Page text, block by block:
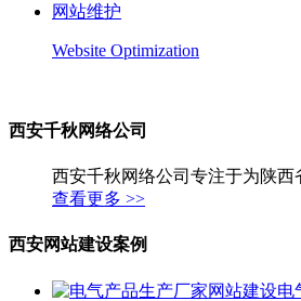
网站维护
Website Optimization
西安千秋网络公司
西安千秋网络公司专注于为陕
查看更多 >>
西安网站建设案例
电